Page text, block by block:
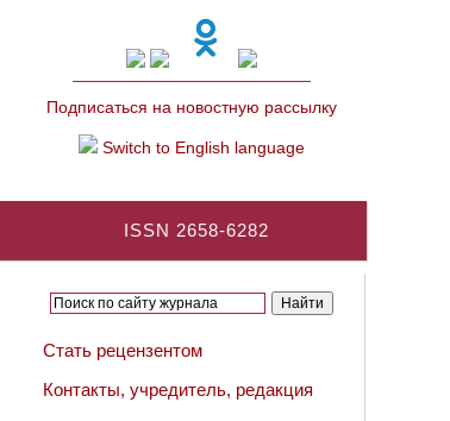
Подписаться на новостную рассылку
Switch to English language
ISSN 2658-6282
Стать рецензентом
Контакты, учредитель, редакция